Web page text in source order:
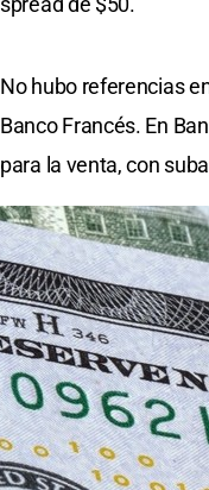
No hubo referencias
Banco Francés. En
para la venta, con